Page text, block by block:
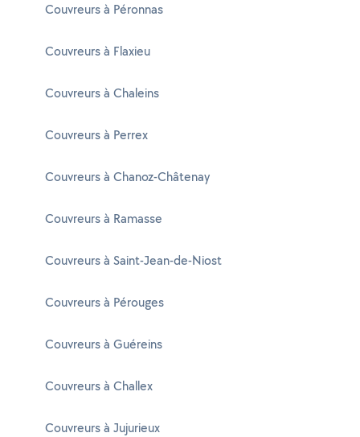
Couvreurs à Péronnas
Couvreurs à Flaxieu
Couvreurs à Chaleins
Couvreurs à Perrex
Couvreurs à Chanoz-Châtenay
Couvreurs à Ramasse
Couvreurs à Saint-Jean-de-Niost
Couvreurs à Pérouges
Couvreurs à Guéreins
Couvreurs à Challex
Couvreurs à Jujurieux